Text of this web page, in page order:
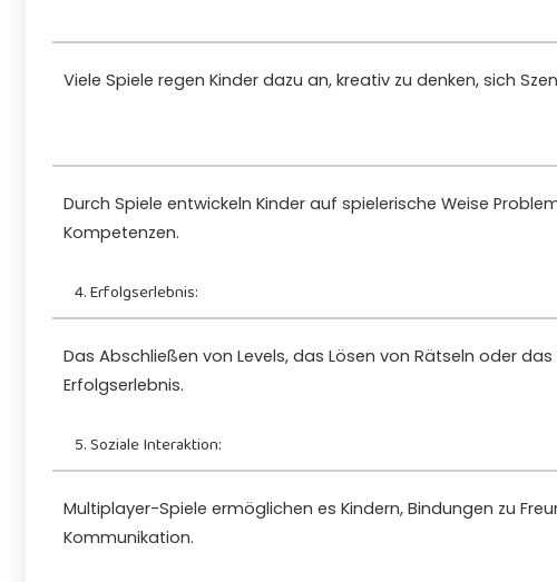
Viele Spiele regen Kinder dazu an, kreativ zu denken, sich
Durch Spiele entwickeln Kinder auf spielerische Weise
Kompetenzen.
4. Erfolgserlebnis:
Das Abschließen von Levels, das Lösen von Rätseln oder
Erfolgserlebnis.
5. Soziale Interaktion:
Multiplayer-Spiele ermöglichen es Kindern, Bindungen zu
Kommunikation.